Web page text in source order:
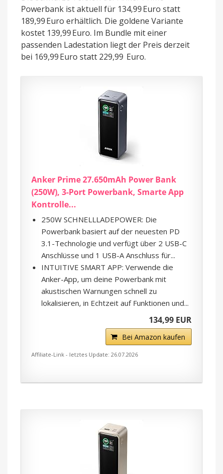
Powerbank ist aktuell für 134,99 Euro statt
189,99 Euro erhältlich. Die goldene Variante
kostet 139,99 Euro. Im Bundle mit einer
passenden Ladestation liegt der Preis derzeit
bei 169,99 Euro statt 229,99 Euro.
Anker Prime 27.650mAh Power Bank
(250W), 3-Port Powerbank, Smarte App
Kontrolle...
250W SCHNELLLADEPOWER: Die
Powerbank basiert auf der neuesten PD
3.1-Technologie und verfügt über 2 USB-C
Anschlüsse und 1 USB-A Anschluss für...
INTUITIVE SMART APP: Verwende die
Anker-App, um deine Powerbank mit
akustischen Warnungen schnell zu
lokalisieren, in Echtzeit auf Funktionen und...
134,99 EUR
Bei Amazon kaufen
Affiliate-Link - letztes Update: 26.07.2026